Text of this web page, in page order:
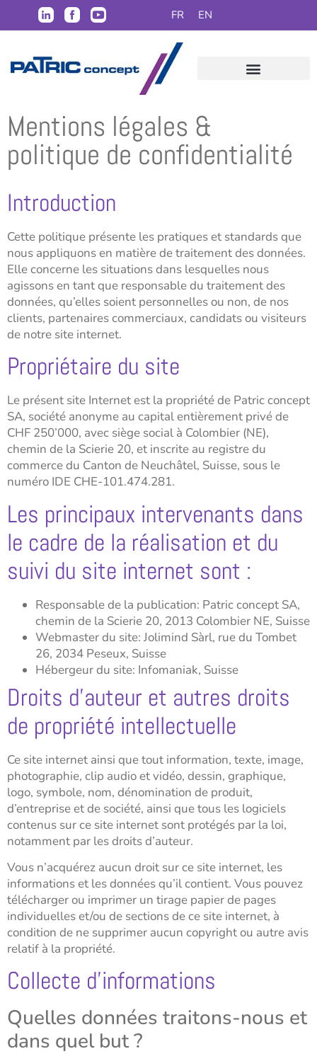
FR EN
Mentions légales &
politique de confidentialité
Introduction
Cette politique présente les pratiques et standards que
nous appliquons en matière de traitement des données.
Elle concerne les situations dans lesquelles nous
agissons en tant que responsable du traitement des
données, qu’elles soient personnelles ou non, de nos
clients, partenaires commerciaux, candidats ou visiteurs
de notre site internet.
Propriétaire du site
Le présent site Internet est la propriété de Patric concept
SA, société anonyme au capital entièrement privé de
CHF 250’000, avec siège social à Colombier (NE),
chemin de la Scierie 20, et inscrite au registre du
commerce du Canton de Neuchâtel, Suisse, sous le
numéro IDE CHE-101.474.281.
Les principaux intervenants dans
le cadre de la réalisation et du
suivi du site internet sont :
Responsable de la publication: Patric concept SA,
chemin de la Scierie 20, 2013 Colombier NE, Suisse
Webmaster du site: Jolimind Sàrl, rue du Tombet
26, 2034 Peseux, Suisse
Hébergeur du site: Infomaniak, Suisse
Droits d’auteur et autres droits
de propriété intellectuelle
Ce site internet ainsi que tout information, texte, image,
photographie, clip audio et vidéo, dessin, graphique,
logo, symbole, nom, dénomination de produit,
d’entreprise et de société, ainsi que tous les logiciels
contenus sur ce site internet sont protégés par la loi,
notamment par les droits d’auteur.
Vous n’acquérez aucun droit sur ce site internet, les
informations et les données qu’il contient. Vous pouvez
télécharger ou imprimer un tirage papier de pages
individuelles et/ou de sections de ce site internet, à
condition de ne supprimer aucun copyright ou autre avis
relatif à la propriété.
Collecte d’informations
Quelles données traitons-nous et
dans quel but ?